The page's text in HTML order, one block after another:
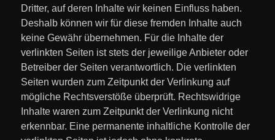
Dritter, auf deren Inhalte wir keinen Einfluss haben.
Deshalb können wir für diese fremden Inhalte auch
keine Gewähr übernehmen. Für die Inhalte der
verlinkten Seiten ist stets der jeweilige Anbieter oder
Betreiber der Seiten verantwortlich. Die verlinkten
Seiten wurden zum Zeitpunkt der Verlinkung auf
mögliche Rechtsverstöße überprüft. Rechtswidrige
Inhalte waren zum Zeitpunkt der Verlinkung nicht
erkennbar. Eine permanente inhaltliche Kontrolle der